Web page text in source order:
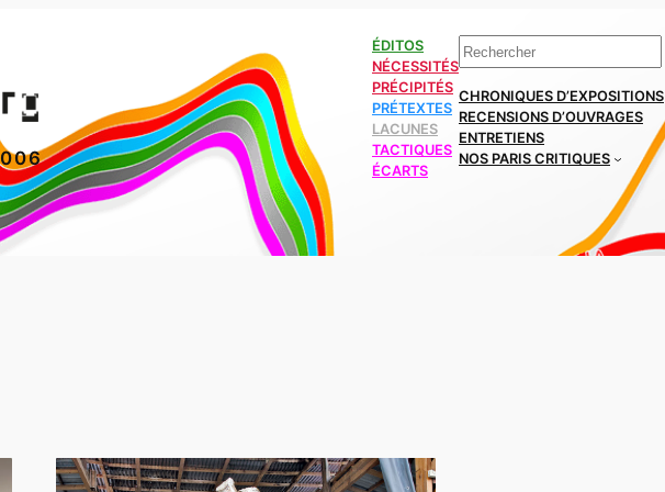
ÉDITOS
NÉCESSITÉS
PRÉCIPITÉS
PRÉTEXTES
LACUNES
TACTIQUES
ÉCARTS
Rechercher
CHRONIQUES D’EXPOSITIONS
RECENSIONS D’OUVRAGES
ENTRETIENS
NOS PARIS CRITIQUES